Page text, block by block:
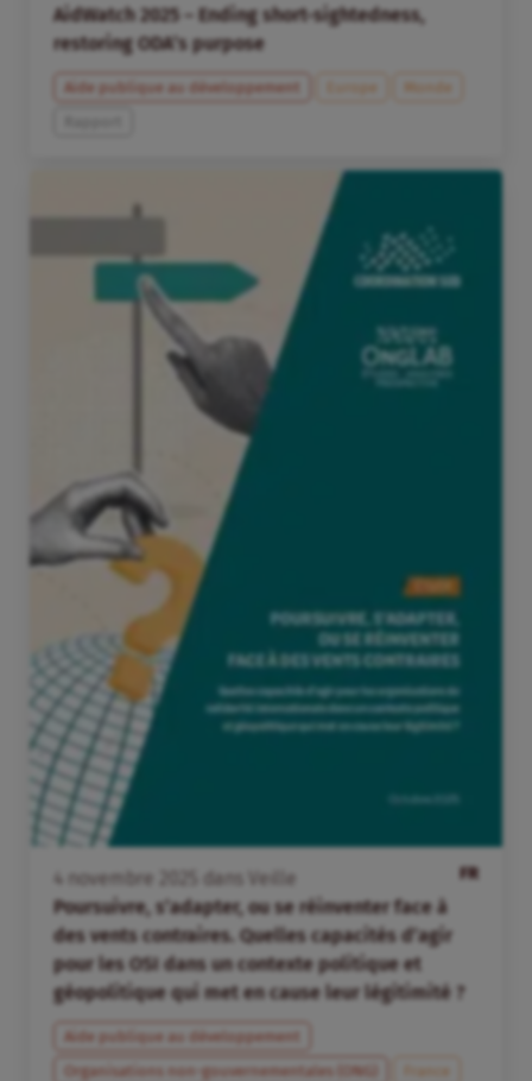
AidWatch 2025 – Ending short-sightedness,
restoring ODA’s purpose
Aide publique au développement
FR
4 novembre dans
Veille
Poursuivre, s’adapter, ou se réinventer face à
des vents contraires. Quelles capacités d’agir
pour les OSI dans un contexte politique et
géopolitique qui met en cause leur légitimité ?
Aide publique au développement
Organisations non-gouvernementales (ONG)
France